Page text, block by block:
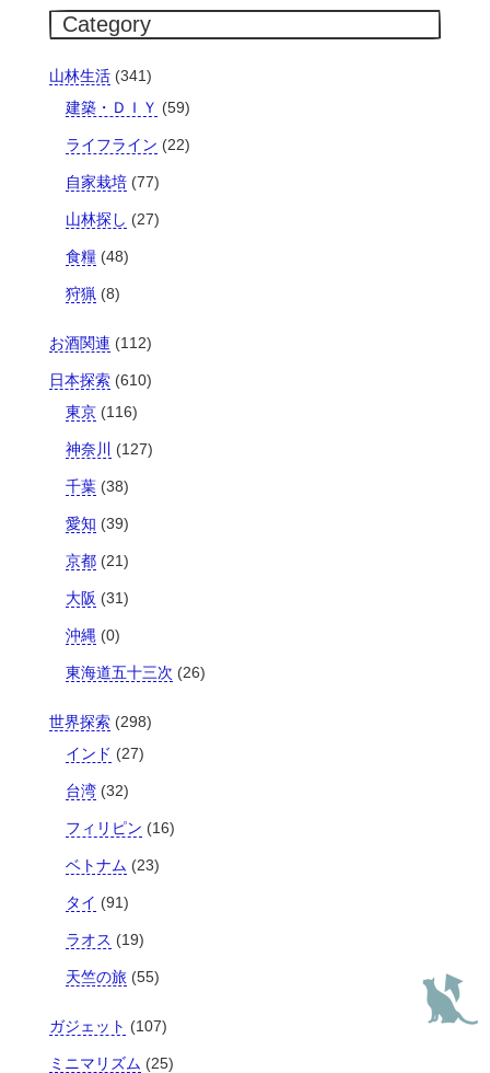
Category
山林生活(341)
建築・ＤＩＹ (59)
ライフライン (22)
自家栽培(77)
山林探し (27)
食糧(48)
狩猟(8)
お酒関連 (112)
日本探索(610)
東京(116)
神奈川 (127)
千葉(38)
愛知 (39)
京都(21)
大阪 (31)
沖縄(0)
東海道五十三次 (26)
世界探索(298)
インド (27)
台湾(32)
フィリピン (16)
ベトナム (23)
タイ (91)
ラオス (19)
天竺の旅(55)
ガジェット (107)
ミニマリズム (25)